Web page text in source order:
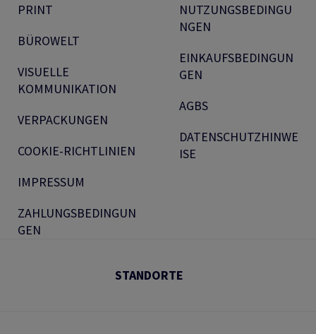
PRINT
BÜROWELT
VISUELLE
KOMMUNIKATION
VERPACKUNGEN
COOKIE-RICHTLINIEN
IMPRESSUM
ZAHLUNGSBEDINGUN
GEN
NUTZUNGSBEDINGU
NGEN
EINKAUFSBEDINGUN
GEN
AGBS
DATENSCHUTZHINWE
ISE
STANDORTE